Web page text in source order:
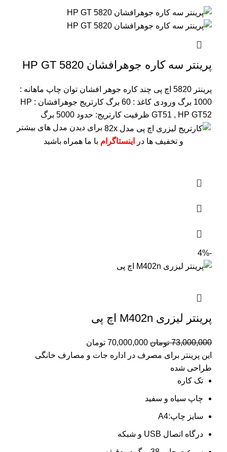
پرینتر سه کاره جوهرافشان HP GT 5820
پرینتر 5820 اچ پی چند کاره جوهر افشان
توان چاپ ماهانه :
1000 برگ
ورودی کاغذ : 60 برگ
کارتریج جوهرافشان : HP
GT51 , HP GT52 ظرفیت کارتریج: حدود 5000 برگ
برای دیدن مدل های بیشتر
و تخفیف ها در
اینستاگرام با ما همراه باشید
-4%
پرینتر لیزری M402n اچ پی
73,000,000 تومان 70,000,000 تومان
این پرینتر برای مصرف در اداره جات و مصارف خانگی
طراحی شده
تک کاره
چاپ سیاه و سفید
سایز چاپ:A4
درگاه اتصال USB و شبکه